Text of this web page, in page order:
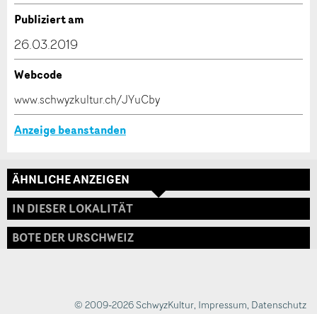
* Eingabe erforderlich
* Eingabe erforderlich
ANZEIGE WEITEREMPFEHLEN
Verfassen Sie eine Nachricht für die Kontaktpersonen
Adresse
Publiziert am
26.03.2019
Webcode
www.schwyzkultur.ch/JYuCby
Anzeige beanstanden
ÄHNLICHE ANZEIGEN
IN DIESER LOKALITÄT
BOTE DER URSCHWEIZ
© 2009-2026 SchwyzKultur, Impressum, Datenschutz